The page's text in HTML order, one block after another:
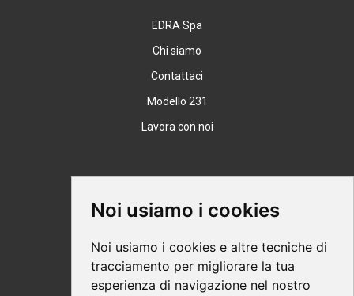
Noi usiamo i cookies
Noi usiamo i cookies e altre tecniche di
tracciamento per migliorare la tua
esperienza di navigazione nel nostro
EDRA Spa
Chi siamo
Contattaci
Modello 231
Lavora con noi
Supporto
Modalità di acquisto
Ebook help